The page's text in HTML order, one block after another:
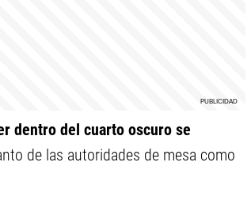
dentro del cuarto oscuro se
de las autoridades de mesa como